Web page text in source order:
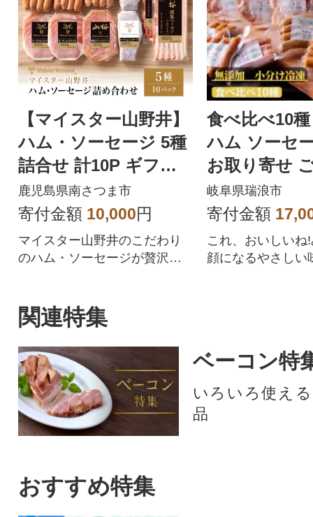
【マイスター山野井】
ハム・ソーセージ 5種
詰合せ 計10P ギフト
贈答 冷蔵
鹿児島県南さつま市
寄付金額 10,000円
マイスター山野井のこだわり
のハム・ソーセージが贅沢に
食べ比べ10種 無添
ハム ソーセ
お取り寄せ
小パック 手
道ハム
岐阜県瑞浪市
寄付金額
これ、おいしいね
顔になるやさしい
関連特集
ベーコン特
いろいろ使え
品
おすすめ特集